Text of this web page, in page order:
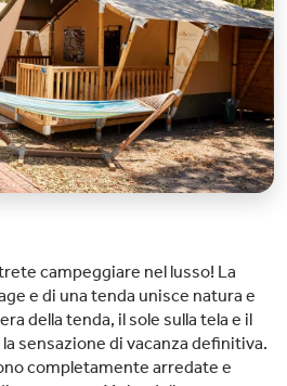
campeggiare nel lusso! La
e di una tenda unisce natura e
della tenda, il sole sulla tela e il
sensazione di vacanza definitiva.
completamente arredate e